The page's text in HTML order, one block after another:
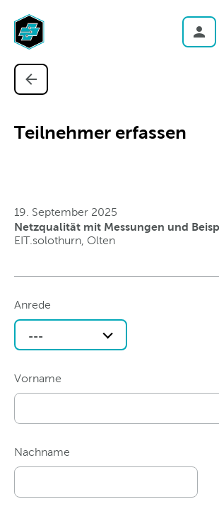
Teilnehmer erfassen
19. September 2025
Netzqualität mit Messungen und
EIT.solothurn, Olten
Anrede
---
Vorname
Nachname